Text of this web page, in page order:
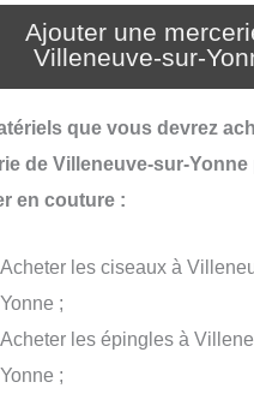
Ajouter une
Villeneuve-sur-
que vous devrez
de Villeneuve-sur-Yonne
en couture :
Acheter les ciseaux à
Yonne ;
Acheter les épingles à
Yonne ;